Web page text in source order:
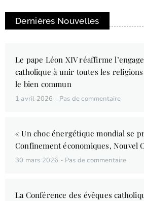
Dernières Nouvelles
Le pape Léon XIV réaffirme
catholique à unir toutes les
le bien commun
1 avril 2026 Pas de commentaire
« Un choc énergétique mondial se
Confinement économiques, Nouvel
30 mars 2026 Pas de commentaire
La Conférence des évêques